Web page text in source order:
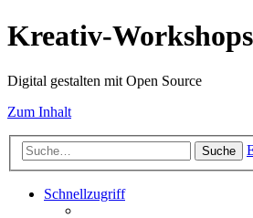
Kreativ-
Digital gestalten mit Open Source
Zum Inhalt
Suche
Schnellzugriff